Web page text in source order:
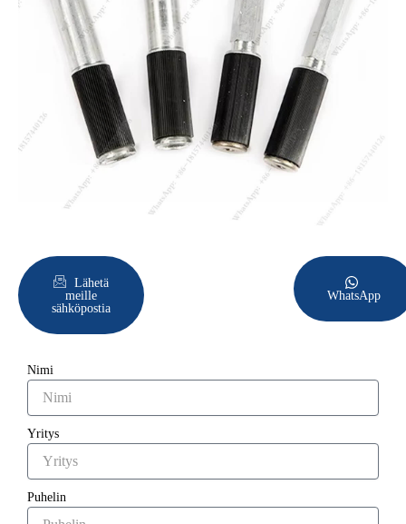
Lähetä
meille
sähköpostia
WhatsApp
Nimi
Yritys
Puhelin